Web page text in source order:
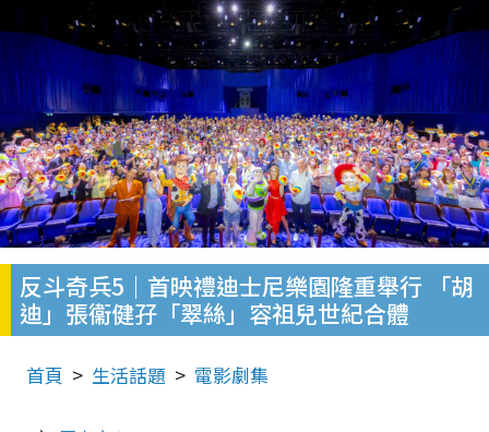
反斗奇兵5｜首映禮迪士尼樂園隆重舉行 「胡
迪」張衞健孖「翠絲」容祖兒世紀合體
首頁 生活話題 電影劇集